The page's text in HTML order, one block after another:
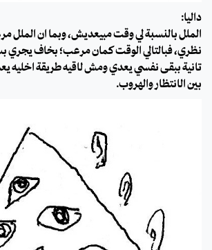
داليا:
الملل بالنسبة لي وقت مبيعديش، وبما ان
نظري، فبالتالي الوقت كمان مرعب؛ بخاف يجري
تانية ببقى نفسي يعدي ومش لاقيه طريقة اخليه
بين الانتظار والهروب.